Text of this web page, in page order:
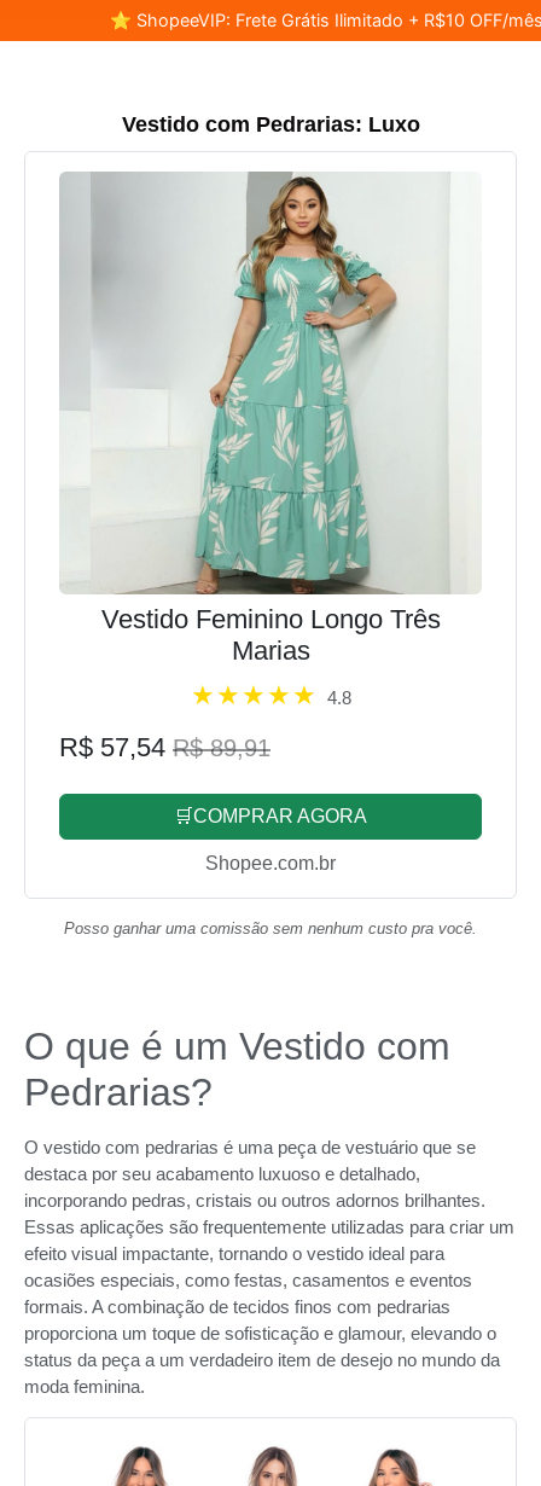
⭐ ShopeeVIP: Frete Grátis Ilimitado + R$10 OFF/
Vestido com Pedrarias: Luxo
Vestido Feminino Longo Três
Marias
4.8
R$ 57,54 R$ 89,91
🛒COMPRAR AGORA
Shopee.com.br
Posso ganhar uma comissão sem nenhum custo pra você.
O que é um Vestido com
Pedrarias?
O vestido com pedrarias é uma peça de vestuário que se
destaca por seu acabamento luxuoso e detalhado,
incorporando pedras, cristais ou outros adornos brilhantes.
Essas aplicações são frequentemente utilizadas para criar um
efeito visual impactante, tornando o vestido ideal para
ocasiões especiais, como festas, casamentos e eventos
formais. A combinação de tecidos finos com pedrarias
proporciona um toque de sofisticação e glamour, elevando o
status da peça a um verdadeiro item de desejo no mundo da
moda feminina.